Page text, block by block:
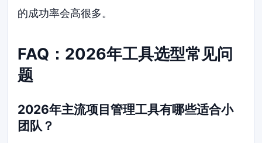
的成功率会高很多。
FAQ：2026年工具选型常见问
题
2026年主流项目管理工具有哪些适合小
团队？